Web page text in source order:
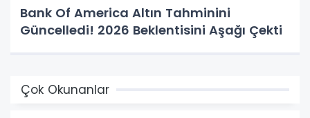
Bank Of America Altın Tahminini
Güncelledi! 2026 Beklentisini Aşağı Çekti
Çok Okunanlar